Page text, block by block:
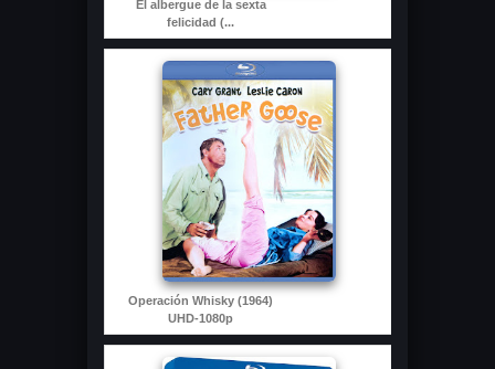
El albergue de la sexta
felicidad (...
Operación Whisky (1964)
UHD-1080p